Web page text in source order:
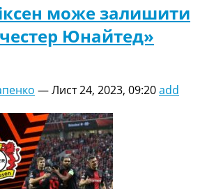
може залишити
Юнайтед»
—Лист 24, 2023, 09:20add